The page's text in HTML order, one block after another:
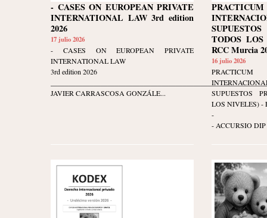
- CASES ON EUROPEAN PRIVATE
INTERNATIONAL LAW 3rd edition
2026
17 julio 2026
- CASES ON EUROPEAN PRIVATE
INTERNATIONAL LAW
3rd edition 2026
JAVIER CARRASCOSA GONZÁLE...
TODOS
RCC Murcia
16 julio 2026
SUPUESTOS
LOS NIVELES) -
-
- ACCURSIO DIP